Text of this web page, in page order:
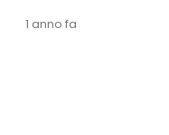
1 anno fa